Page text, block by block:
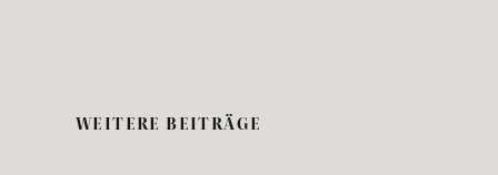
WEITERE BEITRÄGE